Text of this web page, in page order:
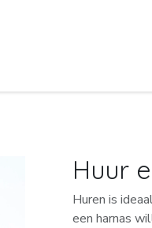
Huur
Huren is
een harnas